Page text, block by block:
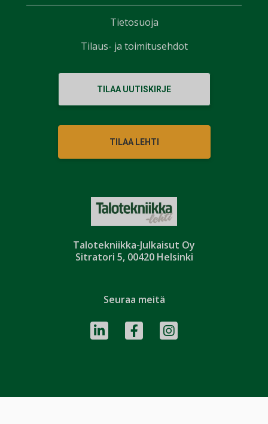
Talotekniikka-Julkaisut Oy
Sitratori 5, 00420 Helsinki
TILAA UUTISKIRJE
TILAA LEHTI
Seuraa meitä
Tietosuoja
Tilaus- ja toimitusehdot